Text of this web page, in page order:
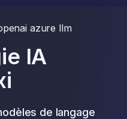
azure llm
IA
de langage